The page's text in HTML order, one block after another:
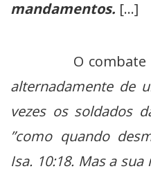
mandamentos. […]
O combate
alternadamente de
vezes os soldados
”como quando
Isa. 10:18. Mas a